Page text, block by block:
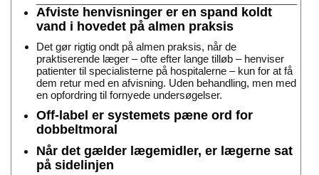
Afviste henvisninger er en spand koldt
vand i hovedet på almen praksis
Det gør rigtig ondt på almen praksis, når de
praktiserende læger – ofte efter lange tilløb – henviser
patienter til specialisterne på hospitalerne – kun for at få
dem retur med en afvisning. Uden behandling, men med
en opfordring til fornyede undersøgelser.
Off-label er systemets pæne ord for
dobbeltmoral
Når det gælder lægemidler, er lægerne sat
på sidelinjen